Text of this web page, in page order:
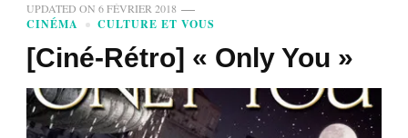
UPDATED ON 6 FÉVRIER 2018
CINÉMA CULTURE ET VOUS
[Ciné-Rétro] « Only You »